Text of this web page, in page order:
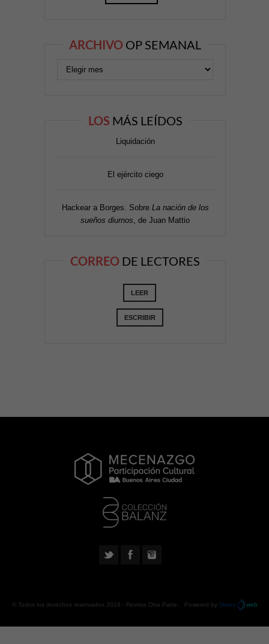
ARCHIVO OP SEMANAL
LOS MÁS LEÍDOS
Liquidación
El ejército ciego
Hackear a Borges. Sobre La nación de los
sueños diurnos , de Juan Mattio
CORREO DE LECTORES
LEER
ESCRIBIR
© Todos los derechos reservados 2018 - Revista Otra Parte . Powered by Urano web